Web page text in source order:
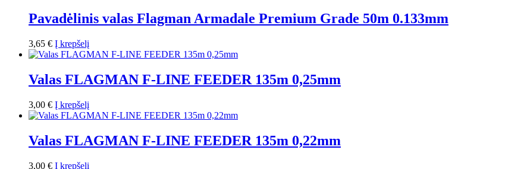
Pavadėlinis valas Flagman Armadale Premium Grade 50m 0.133mm
3,65 € Į krepšelį
Valas FLAGMAN F-LINE FEEDER 135m 0,25mm
3,00 € Į krepšelį
Valas FLAGMAN F-LINE FEEDER 135m 0,22mm
3,00 € Į krepšelį